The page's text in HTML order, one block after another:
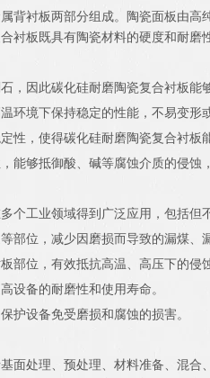
背衬板两部分组成。陶瓷面板由
衬板既具有陶瓷材料的硬度和耐磨
，因此碳化硅耐磨陶瓷复合衬板能
环境下保持稳定的性能，不易变形
性，使得碳化硅耐磨陶瓷复合衬板
能够抵御酸、碱等腐蚀介质的侵蚀
个工业领域得到广泛应用，包括但
部位，减少因磨损而导致的漏煤、
部位，有效抵抗高温、高压下的侵
设备的耐磨性和使用寿命。
护设备免受磨损和腐蚀的损害。
面处理、预处理、材料准备、混